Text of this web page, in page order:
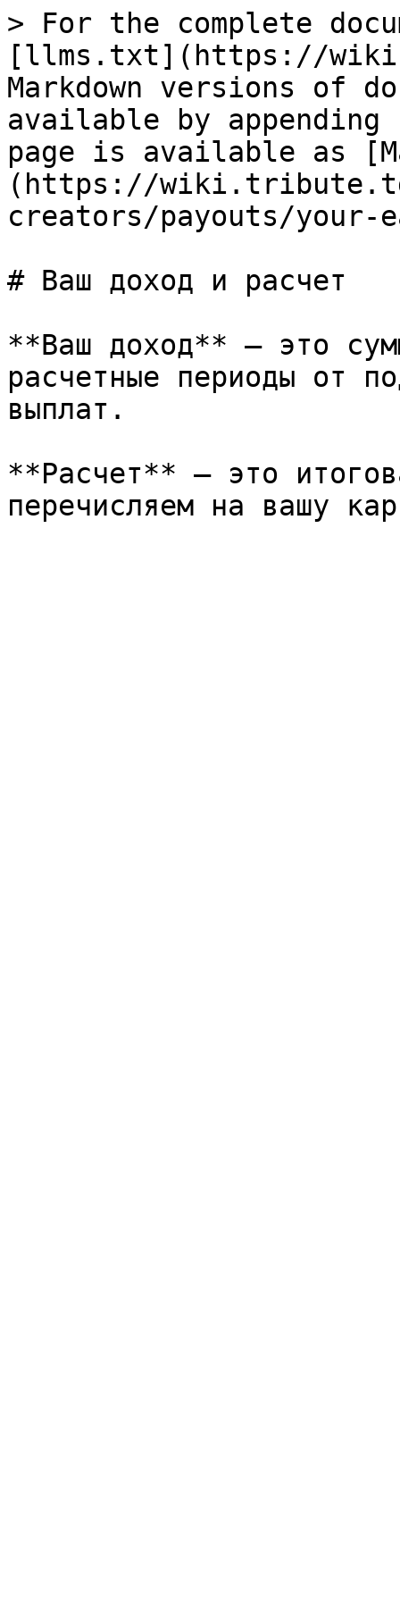
> For the complete
[llms.txt](https://
Markdown versions of
available by
page is available as
(https://
creators/payouts/your-
# Ваш доход и расчет
**Ваш доход** — это
расчетные периоды от
выплат.
**Расчет** — это